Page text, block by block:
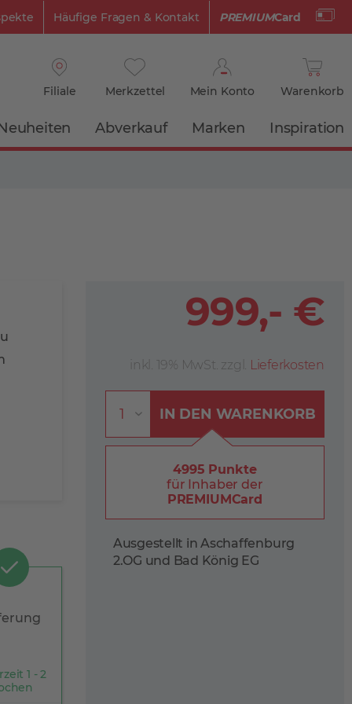
PREMIUMCard
Häufige Fragen & Kontakt
Filiale Merkzettel Mein Konto Warenkorb
Abverkauf Marken Inspiration
1 - 2
999,- €
inkl. 19% MwSt. zzgl. Lieferkosten
IN DEN WARENKORB
4995 Punkte
für Inhaber der
PREMIUMCard
Ausgestellt in Aschaffenburg
2.OG und Bad König EG